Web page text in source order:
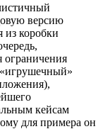
версию
из коробки
ограничения
кейсам
для примера он